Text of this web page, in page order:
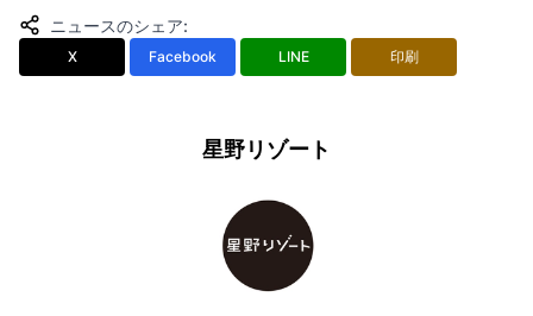
ニュースのシェア:
X Facebook LINE 印刷
星野リゾート